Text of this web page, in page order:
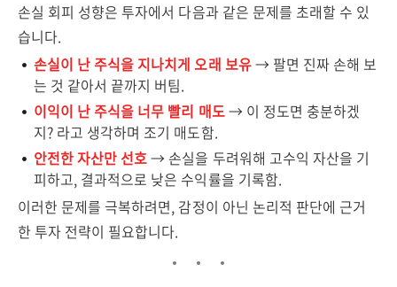
손실 회피 성향은 투자에서 다음과 같은 문제를 초래할 수 있
습니다.
손실이 난 주식을 지나치게 오래 보유→ 팔면 진짜 손해 보
는 것 같아서 끝까지 버팀.
이익이 난 주식을 너무 빨리 매도→ 이 정도면 충분하겠
지? 라고 생각하며 조기 매도함.
안전한 자산만 선호→ 손실을 두려워해 고수익 자산을 기
피하고, 결과적으로 낮은 수익률을 기록함.
이러한 문제를 극복하려면, 감정이 아닌 논리적 판단에 근거
한 투자 전략이 필요합니다.